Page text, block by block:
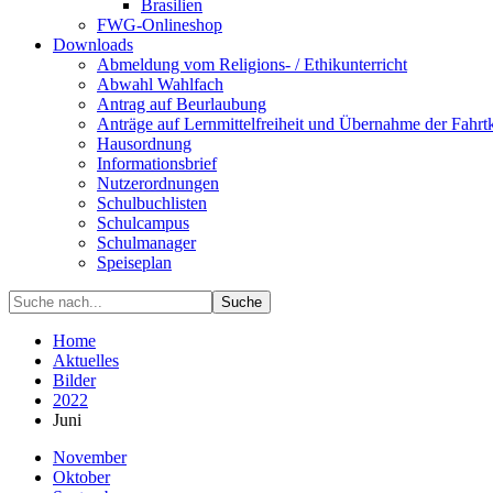
Brasilien
FWG-Onlineshop
Downloads
Abmeldung vom Religions- / Ethikunterricht
Abwahl Wahlfach
Antrag auf Beurlaubung
Anträge auf Lernmittelfreiheit und Übernahme der
Hausordnung
Informationsbrief
Nutzerordnungen
Schulbuchlisten
Schulcampus
Schulmanager
Speiseplan
Suche
Home
Aktuelles
Bilder
2022
Juni
November
Oktober